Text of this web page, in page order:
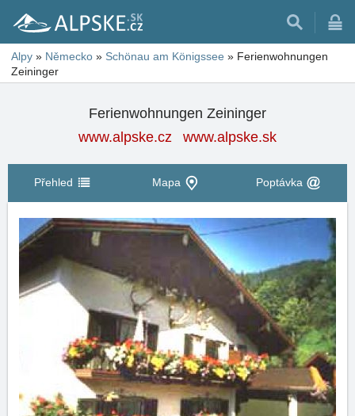
Alpy » Německo » Schönau am Königssee » Ferienwohnungen
Zeininger
Ferienwohnungen Zeininger
www.alpske.cz
www.alpske.sk
Přehled Mapa Poptávka